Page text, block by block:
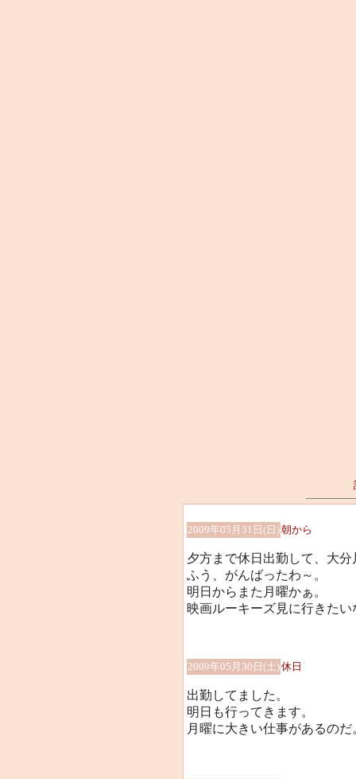
2009年05月31日(日)朝から
夕方まで休日出勤して、大
ふう、がんばったわ～。
明日からまた月曜かぁ。
映画ルーキーズ見に行きたい
2009年05月30日(土)休日
出勤してました。
明日も行ってきます。
月曜に大きい仕事があるのだ